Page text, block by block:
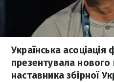
Українська асоціація
презентувала нового
наставника збірної